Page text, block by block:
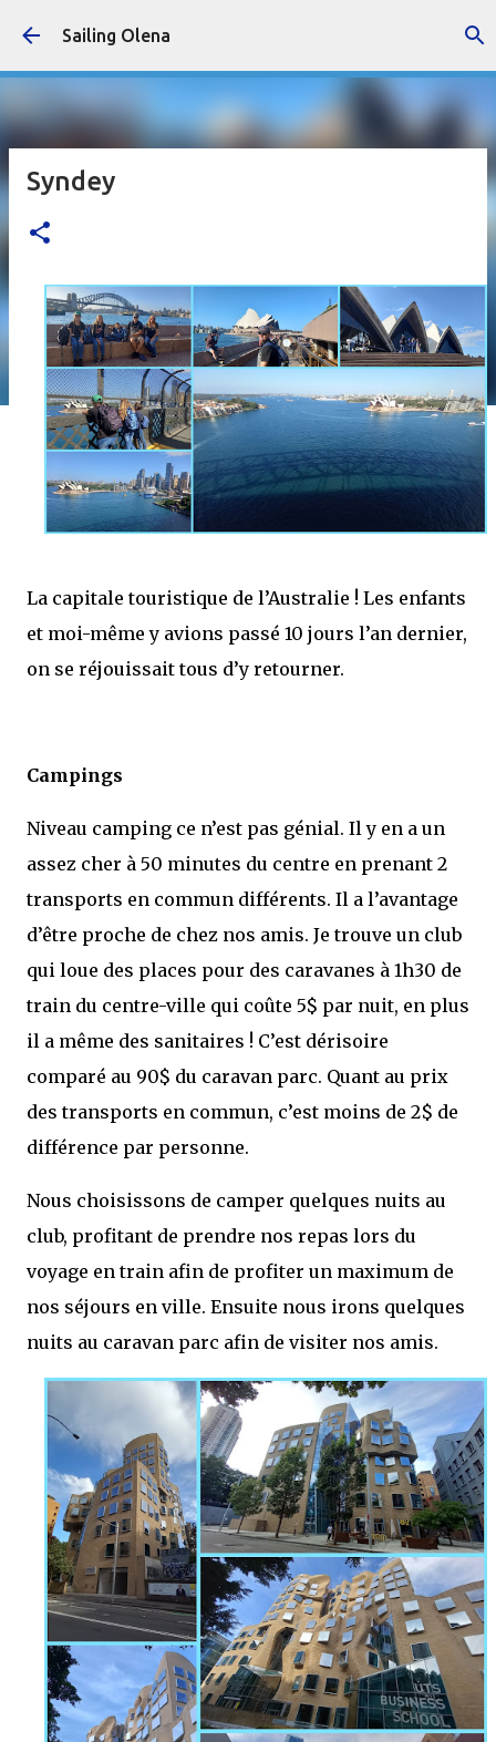
Sailing Olena
Syndey
La capitale touristique de l’Australie ! Les enfants
et moi-même y avions passé 10 jours l’an dernier,
on se réjouissait tous d’y retourner.
Campings
Niveau camping ce n’est pas génial. Il y en a un
assez cher à 50 minutes du centre en prenant 2
transports en commun différents. Il a l’avantage
d’être proche de chez nos amis. Je trouve un club
qui loue des places pour des caravanes à 1h30 de
train du centre-ville qui coûte 5$ par nuit, en plus
il a même des sanitaires ! C’est dérisoire
comparé au 90$ du caravan parc. Quant au prix
des transports en commun, c’est moins de 2$ de
différence par personne.
Nous choisissons de camper quelques nuits au
club, profitant de prendre nos repas lors du
voyage en train afin de profiter un maximum de
nos séjours en ville. Ensuite nous irons quelques
nuits au caravan parc afin de visiter nos amis.